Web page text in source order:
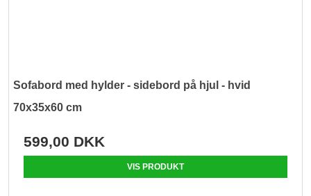
Sofabord med hylder - sidebord på hjul - hvid
70x35x60 cm
599,00 DKK
VIS PRODUKT